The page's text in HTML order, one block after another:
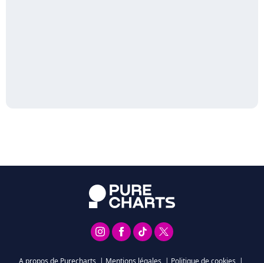
A propos de Purecharts | Mentions légales | Politique de cookies |